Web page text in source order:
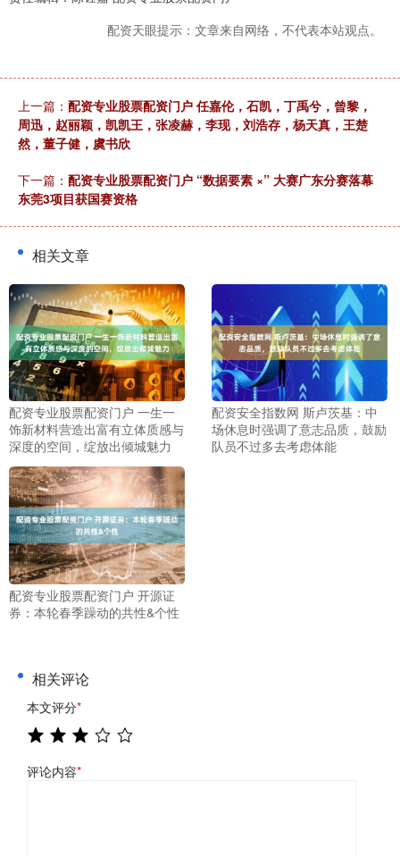
配资天眼提示：文章来自网络，不代表本站观点。
上一篇： 配资专业股票配资门户 任嘉伦，石凯，丁禹兮，曾黎，
周迅，赵丽颖，凯凯王，张凌赫，李现，刘浩存，杨天真，王楚
然，董子健，虞书欣
下一篇： 配资专业股票配资门户 “数据要素 ×” 大赛广东分赛落幕
东莞3项目获国赛资格
相关文章
配资专业股票配资门户 一生一
饰新材料营造出富有立体质感与
深度的空间，绽放出倾城魅力
配资安全指数网 斯卢茨基：中
场休息时强调了意志品质，鼓励
队员不过多去考虑体能
配资专业股票配资门户 开源证
券：本轮春季躁动的共性&个性
相关评论
本文评分*
评论内容*